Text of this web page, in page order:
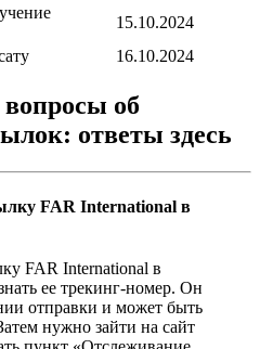
15.10.2024
16.10.2024
об
ответы здесь
FAR International в
FAR International в
ее трекинг-номер. Он
отправки и может быть
нужно зайти на сайт